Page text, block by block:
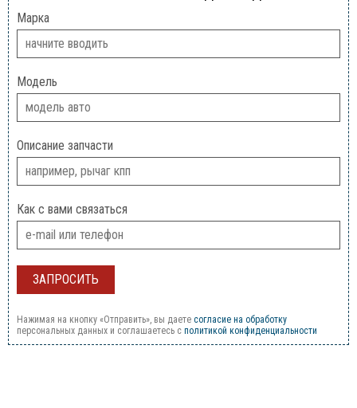
Марка
Модель
Описание запчасти
Как с вами связаться
Нажимая на кнопку «Отправить», вы даете согласие на обработку
персональных данных и соглашаетесь c политикой конфиденциальности